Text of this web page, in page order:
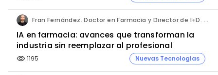
Fran Fernández. Doctor en Farmacia y Director de I+D. Labiana
IA en farmacia: avances que transforman la
industria sin reemplazar al profesional
visibility 1195 Nuevas Tecnologías